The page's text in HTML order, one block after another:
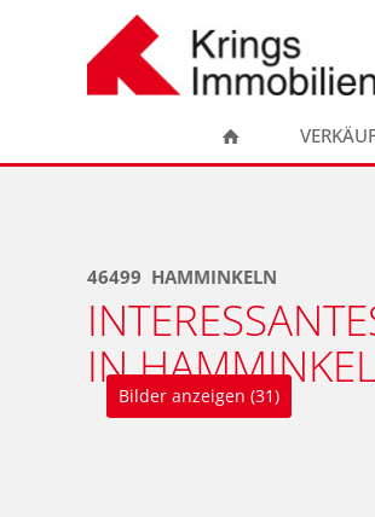
46499 HAMMINKELN
IN
Bilder anzeigen (31)